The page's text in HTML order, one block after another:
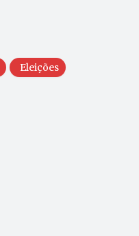
Eleições